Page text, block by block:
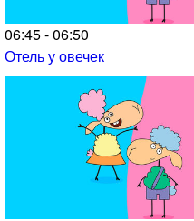
06:45 - 06:50
Отель у овечек